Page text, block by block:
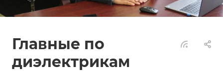
Главные по
диэлектрикам